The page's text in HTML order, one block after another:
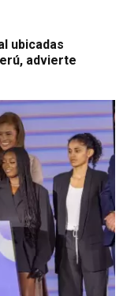
ubicadas
advierte